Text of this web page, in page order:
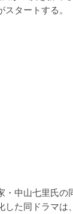
スタートする。
中山七里氏の
した同ドラマは